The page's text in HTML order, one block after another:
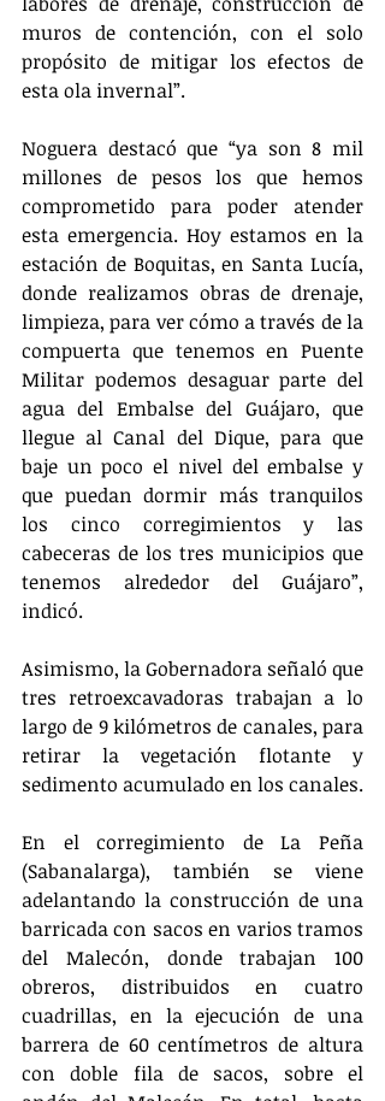
muros de contención, con el solo
propósito de mitigar los efectos de
esta ola invernal”.
Noguera destacó que “ya son 8 mil
millones de pesos los que hemos
comprometido para poder atender
esta emergencia. Hoy estamos en la
estación de Boquitas, en Santa Lucía,
donde realizamos obras de drenaje,
limpieza, para ver cómo a través de la
compuerta que tenemos en Puente
Militar podemos desaguar parte del
agua del Embalse del Guájaro, que
llegue al Canal del Dique, para que
baje un poco el nivel del embalse y
que puedan dormir más tranquilos
los cinco corregimientos y las
cabeceras de los tres municipios que
tenemos alrededor del Guájaro”,
indicó.
Asimismo, la Gobernadora señaló que
tres retroexcavadoras trabajan a lo
largo de 9 kilómetros de canales, para
retirar la vegetación flotante y
sedimento acumulado en los canales.
En el corregimiento de La Peña
(Sabanalarga), también se viene
adelantando la construcción de una
barricada con sacos en varios tramos
del Malecón, donde trabajan 100
obreros, distribuidos en cuatro
cuadrillas, en la ejecución de una
barrera de 60 centímetros de altura
con doble fila de sacos, sobre el